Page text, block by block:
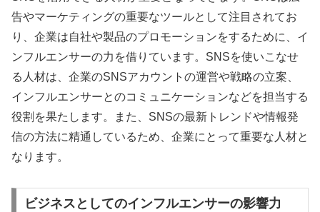
告やマーケティングの重要なツールとして注目されてお
り、企業は自社や製品のプロモーションをするために、イ
ンフルエンサーの力を借りています。SNSを使いこなせ
る人材は、企業のSNSアカウントの運営や戦略の立案、
インフルエンサーとのコミュニケーションなどを担当する
役割を果たします。また、SNSの最新トレンドや情報発
信の方法に精通しているため、企業にとって重要な人材と
なります。
ビジネスとしてのインフルエンサーの影響力